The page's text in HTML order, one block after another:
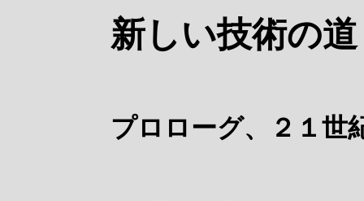
新しい技術の道
プロローグ、２１世